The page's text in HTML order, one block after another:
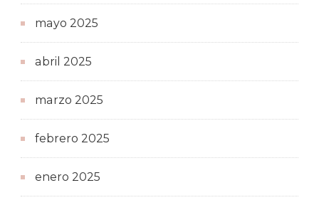
mayo 2025
abril 2025
marzo 2025
febrero 2025
enero 2025